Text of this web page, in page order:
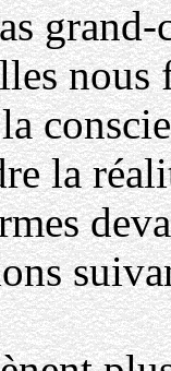
grand-
nous
la